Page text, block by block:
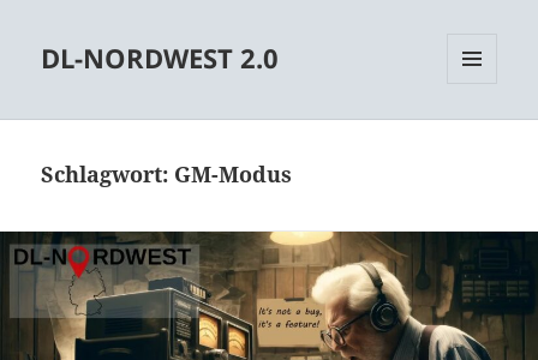
DL-NORDWEST 2.0
Schlagwort: GM-Modus